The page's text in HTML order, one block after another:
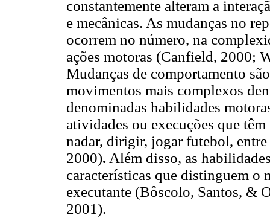
constantemente alteram a
e mecânicas. As mudanças no
ocorrem no número, na
ações motoras (Canfield, 2000;
Mudanças de comportamento
movimentos mais complexos
denominadas habilidades
atividades ou execuções que
nadar, dirigir, jogar futebol,
2000). Além disso, as
características que distinguem
executante (Bôscolo, Santos, &
2001).